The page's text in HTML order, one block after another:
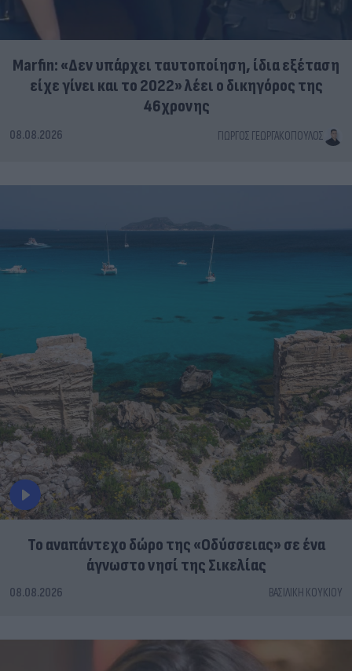
Marfin: «Δεν υπάρχει ταυτοποίηση, ίδια εξέταση
είχε γίνει και το 2022» λέει ο δικηγόρος της
46χρονης
08.08.2026 ΓΙΏΡΓΟΣ ΓΕΩΡΓΑΚΌΠΟΥΛΟΣ
To αναπάντεχο δώρο της «Οδύσσειας» σε ένα
άγνωστο νησί της Σικελίας
08.08.2026 ΒΑΣΙΛΙΚΉ ΚΟΥΚΊΟΥ